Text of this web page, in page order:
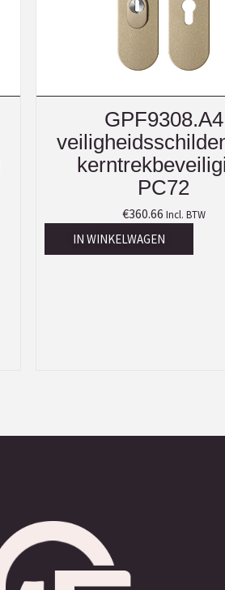
GPF9308.A4
PC72
€360.66 Incl. BTW
IN WINKELWAGEN